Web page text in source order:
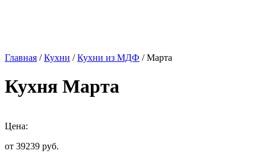
Главная /Кухни /Кухни из МДФ / Марта
Кухня Марта
Цена:
от 39239 руб.